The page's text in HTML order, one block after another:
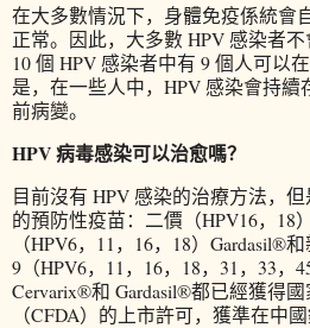
在大多數情況下，身體免疫係統會
正常。因此，大多數 HPV 感染者不
10 個 HPV 感染者中有 9 個人可以
是，在一些人中，HPV 感染會持
前病變。
HPV 病毒感染可以治愈嗎？
目前沒有 HPV 感染的治療方法，
的預防性疫苗：二價（HPV16，18
（HPV6，11，16，18）Gardasil®
9（HPV6，11，16，18，31，33，
Cervarix®和 Gardasil®都已經獲得
（CFDA）的上市許可，獲準在中國